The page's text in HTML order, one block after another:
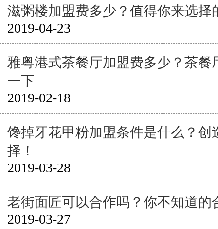
滋粥楼加盟费多少？值得你来选择
2019-04-23
雅粤港式茶餐厅加盟费多少？茶餐
一下
2019-02-18
馋掉牙花甲粉加盟条件是什么？创
择！
2019-03-28
老街面匠可以合作吗？你不知道的
2019-03-27